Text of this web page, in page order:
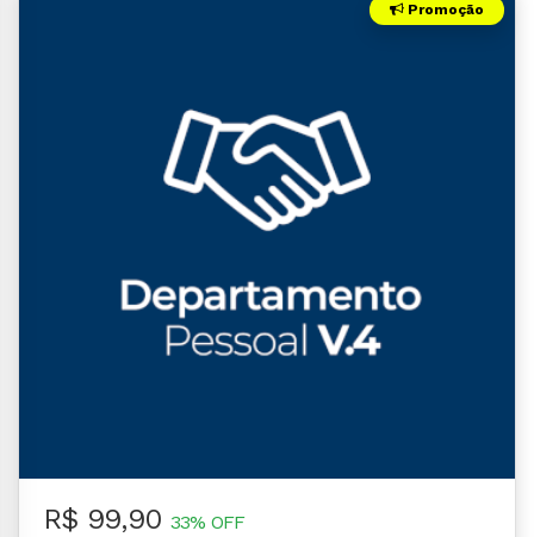
Promoção
R$ 99,90 33% OFF